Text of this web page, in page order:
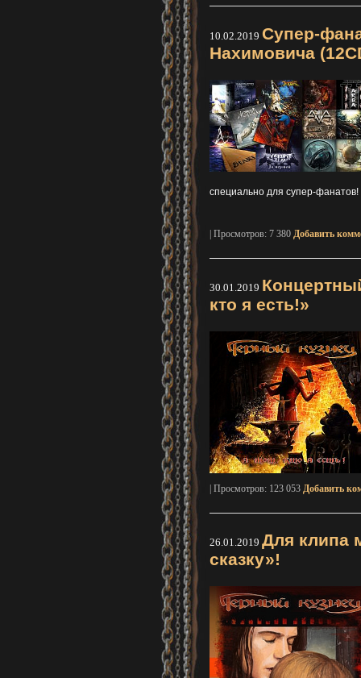
10.02.2019 Супер-
Нахимовича
специально для супер-
| Просмотров: 7 380 Добавить
30.01.2019
кто я есть!»
| Просмотров: 123 053 Добавить
26.01.2019 Для клипа
сказку»!